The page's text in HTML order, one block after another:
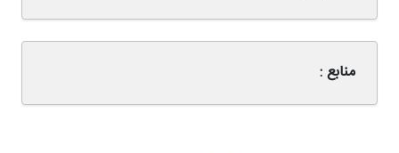
منابع :